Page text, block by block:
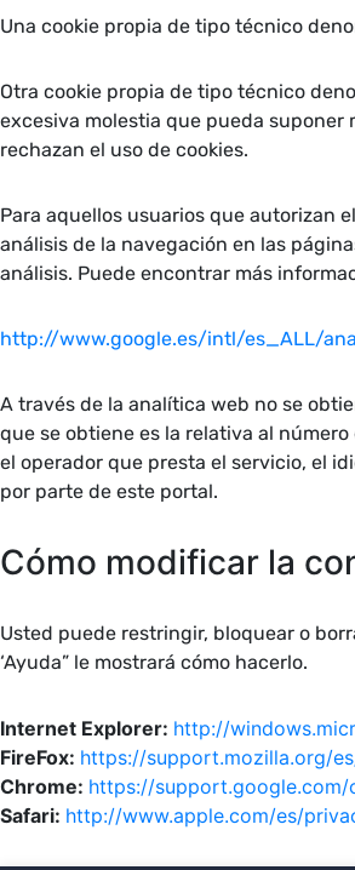
Una cookie propia de tipo técnico
Otra cookie propia de tipo técnico
excesiva molestia que pueda
rechazan el uso de cookies.
Para aquellos usuarios que autorizan
análisis de la navegación en las
análisis. Puede encontrar más
http://www.google.es/intl/es_ALL/
A través de la analítica web no se
que se obtiene es la relativa al
el operador que presta el servicio, el
por parte de este portal.
Cómo modificar la
Usted puede restringir, bloquear o
‘Ayuda” le mostrará cómo hacerlo.
Internet Explorer: http://
FireFox: https://support.mozilla.org/
Chrome: https://support.google.com/
Safari: http://www.apple.com/es/